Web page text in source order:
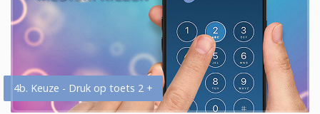
4b. Keuze - Druk op toets 2 +